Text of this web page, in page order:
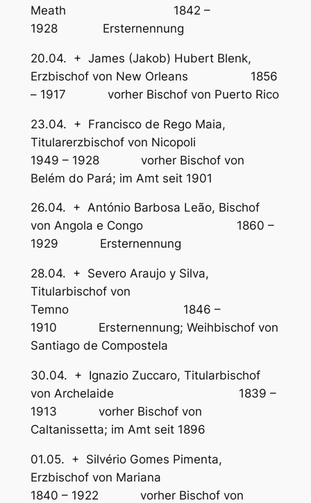
Meath 1842 –
1928 Ersternennung
20.04. + James (Jakob) Hubert Blenk,
Erzbischof von New Orleans 1856
– 1917 vorher Bischof von Puerto Rico
23.04. + Francisco de Rego Maia,
Titularerzbischof von Nicopoli
1949 – 1928 vorher Bischof von
Belém do Pará; im Amt seit 1901
26.04. + António Barbosa Leão, Bischof
von Angola e Congo 1860 –
1929 Ersternennung
28.04. + Severo Araujo y Silva,
Titularbischof von
Temno 1846 –
1910 Ersternennung; Weihbischof von
Santiago de Compostela
30.04. + Ignazio Zuccaro, Titularbischof
von Archelaide 1839 –
1913 vorher Bischof von
Caltanissetta; im Amt seit 1896
01.05. + Silvério Gomes Pimenta,
Erzbischof von Mariana
1840 – 1922 vorher Bischof von